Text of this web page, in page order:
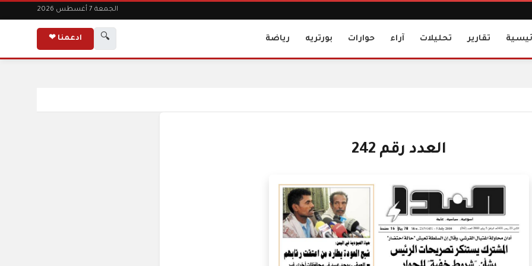
الجمعة 7 أغسطس 2026
تقارير تحليلات آراء حوارات بورتريه رياضة 🔍 ادعمنا ❤
العدد رقم 242